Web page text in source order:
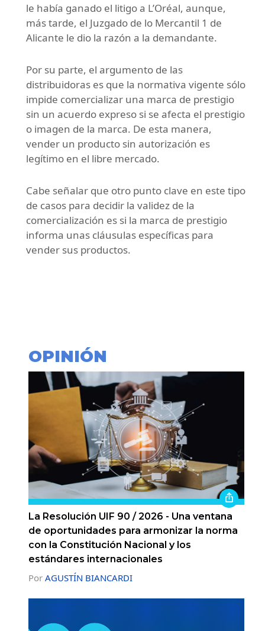
le había ganado el litigo a L’Oréal, aunque,
más tarde, el Juzgado de lo Mercantil 1 de
Alicante le dio la razón a la demandante.
Por su parte, el argumento de las
distribuidoras es que la normativa vigente sólo
impide comercializar una marca de prestigio
sin un acuerdo expreso si se afecta el prestigio
o imagen de la marca. De esta manera,
vender un producto sin autorización es
legítimo en el libre mercado.
Cabe señalar que otro punto clave en este tipo
de casos para decidir la validez de la
comercialización es si la marca de prestigio
informa unas cláusulas específicas para
vender sus productos.
OPINIÓN
La Resolución UIF 90 / 2026 - Una ventana
de oportunidades para armonizar la norma
con la Constitución Nacional y los
estándares internacionales
Por AGUSTÍN BIANCARDI